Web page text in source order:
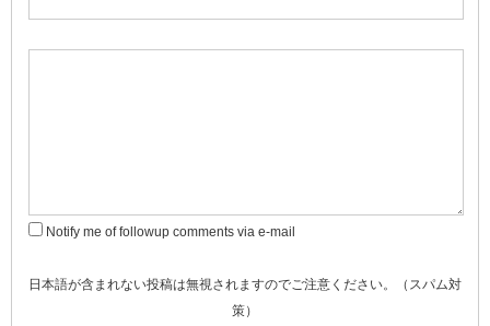
Notify me of followup comments via e-mail
日本語が含まれない投稿は無視されますのでご注意ください。（スパム対
策）